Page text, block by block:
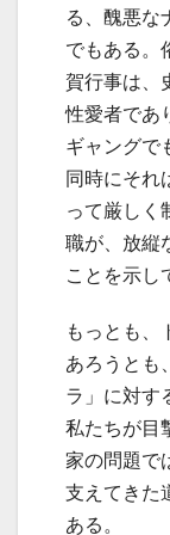
る、醜悪な
でもある。
賀行事は、
性愛者であ
ギャングで
同時にそれ
って厳しく
職が、放縦
ことを示し
もっとも、
あろうとも
ラ」に対す
私たちが目
家の問題で
支えてきた
ある。